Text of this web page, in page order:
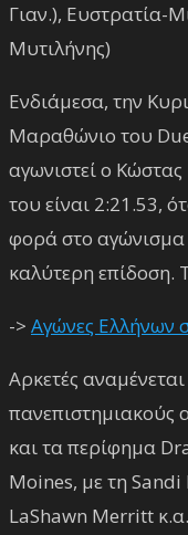
Γιαν.), Ευστρατία-
Μυτιλήνης)
Ενδιάμεσα, την
Μαραθώνιο του
αγωνιστεί ο
του είναι 2:21.53,
φορά στο αγώνισμα
καλύτερη επίδοση.
-> Αγώνες Ελλήνων
Αρκετές
πανεπιστημιακούς
και τα περίφημα
Moines, με τη
LaShawn Merritt